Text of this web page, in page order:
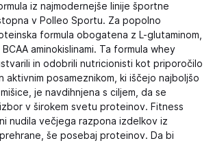
iz najmodernejše linije športne
v Polleo Sportu. Za popolno
formula obogatena z L-glutaminom,
aminokislinami. Ta formula whey
in odobrili nutricionisti kot priporočilo
aktivnim posameznikom, ki iščejo najboljšo
je navdihnjena s ciljem, da se
v širokem svetu proteinov. Fitness
nudila večjega razpona izdelkov iz
še posebaj proteinov. Da bi